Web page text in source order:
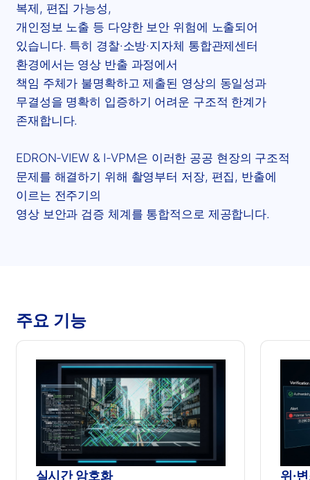
복제, 편집 가능성,
개인정보 노출 등 다양한 보안 위험에 노출되어
있습니다. 특히 경찰·소방·지자체 통합관제센터
환경에서는 영상 반출 과정에서
책임 주체가 불명확하고 제출된 영상의 동일성과
무결성을 명확히 입증하기 어려운 구조적 한계가
존재합니다.
EDRON-VIEW & I-VPM은 이러한 공공 현장의 구조적
문제를 해결하기 위해 촬영부터 저장, 편집, 반출에
이르는 전주기의
영상 보안과 검증 체계를 통합적으로 제공합니다.
주요 기능
실시간 암호화 위·